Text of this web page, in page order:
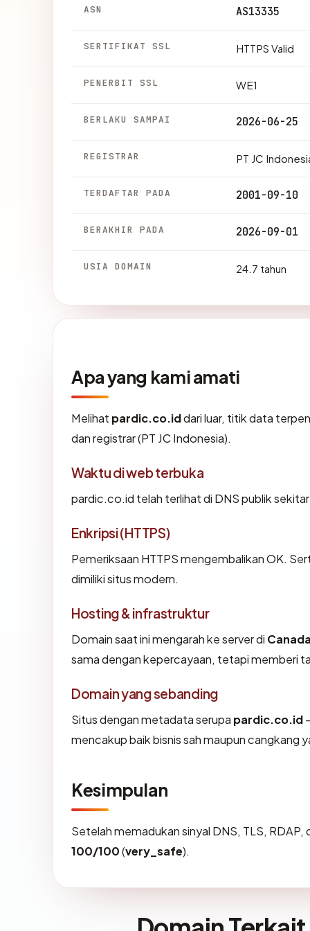
ASN AS13335
SERTIFIKAT SSL HTTPS Valid
PENERBIT SSL WE1
BERLAKU SAMPAI 2026-06-25
REGISTRAR PT JC
TERDAFTAR PADA 2001-09-10
BERAKHIR PADA 2026-09-01
USIA DOMAIN 24.7 tahun
Apa yang kami amati
Melihat pardic.co.iddari luar, titik data
dan registrar (PT JC Indonesia).
Waktu di web terbuka
pardic.co.id telah terlihat di DNS publik
Enkripsi (HTTPS)
Pemeriksaan HTTPS mengembalikan OK.
dimiliki situs modern.
Hosting & infrastruktur
Domain saat ini mengarah ke server di
sama dengan kepercayaan, tetapi memberi
Domain yang sebanding
Situs dengan metadata serupa pardic.co.id
mencakup baik bisnis sah maupun cangkang
Kesimpulan
Setelah memadukan sinyal DNS, TLS,
100/100(very_safe).